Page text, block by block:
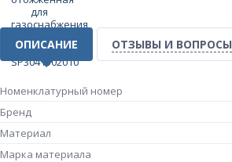
ОПИСАНИЕ ОТЗЫВЫ И ВОПРОСЫ
Номенклатурный номер
Бренд
Материал
Марка материала